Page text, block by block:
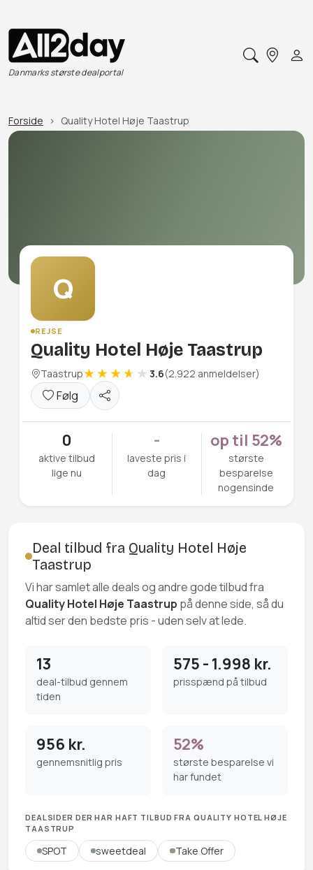
Danmarks største dealportal
Forside Quality Hotel Høje Taastrup
Q
REJSE
Quality Hotel Høje Taastrup
Taastrup 3.6(2.922 anmeldelser)
Følg
0
aktive tilbud
lige nu
-
laveste pris i
dag
op til 52%
største
besparelse
nogensinde
Deal tilbud fra Quality Hotel Høje
Taastrup
Vi har samlet alle deals og andre gode tilbud fra
Quality Hotel Høje Taastrup på denne side, så du
altid ser den bedste pris - uden selv at lede.
13
deal-tilbud gennem
tiden
575 - 1.998 kr.
prisspænd på tilbud
956 kr.
gennemsnitlig pris
52%
største besparelse vi
har fundet
DEALSIDER DER HAR HAFT TILBUD FRA QUALITY HOTEL HØJE
TAASTRUP
SPOT sweetdeal Take Offer